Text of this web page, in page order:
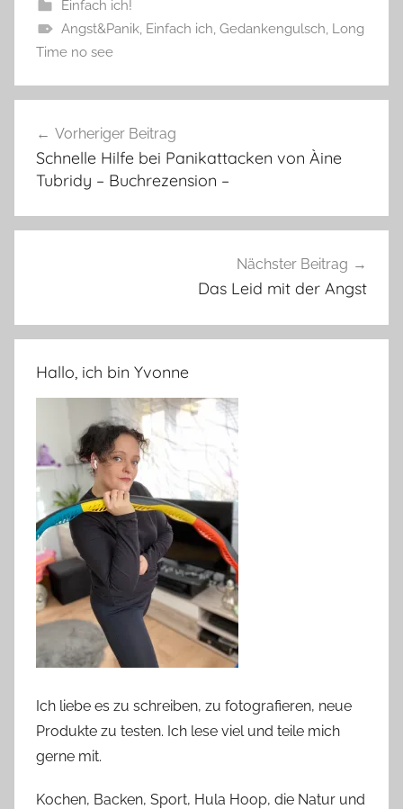
Einfach ich!
Angst&Panik, Einfach ich, Gedankengulsch, Long
Time no see
Vorheriger Beitrag
Schnelle Hilfe bei Panikattacken von Àine
Tubridy – Buchrezension –
Nächster Beitrag
Das Leid mit der Angst
Hallo, ich bin Yvonne
Ich liebe es zu schreiben, zu fotografieren, neue
Produkte zu testen. Ich lese viel und teile mich
gerne mit.
Kochen, Backen, Sport, Hula Hoop, die Natur und